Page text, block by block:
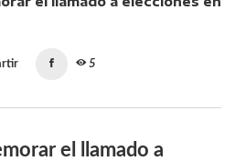
5
el llamado a